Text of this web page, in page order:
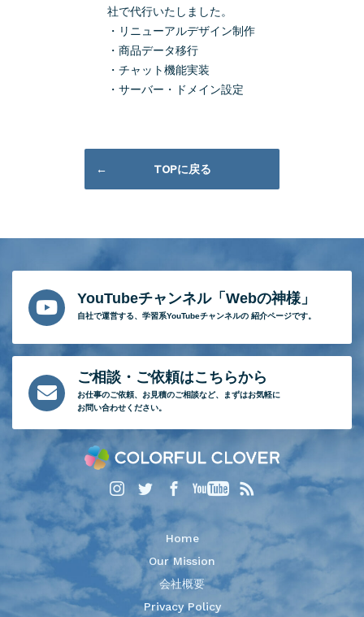
社で代行いたしました。
・リニューアルデザイン制作
・商品データ移行
・チャット機能実装
・サーバー・ドメイン設定
TOPに戻る
YouTubeチャンネル「Webの神様」
自社で運営する、 学習系YouTubeチャンネルの 紹介ページです。
ご相談・ご依頼はこちらから
お仕事のご依頼、 お見積のご相談など、
まずはお気軽に
お問い合わせください。
Home
Our Mission
会社概要
Privacy Policy